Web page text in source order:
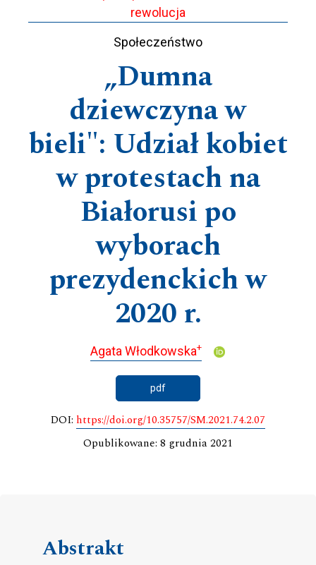
rewolucja
Społeczeństwo
„Dumna
dziewczyna w
bieli": Udział kobiet
w protestach na
Białorusi po
wyborach
prezydenckich w
2020 r.
Agata Włodkowska+
pdf
DOI: https://doi.org/10.35757/SM.2021.74.2.07
Opublikowane: 8 grudnia 2021
Abstrakt